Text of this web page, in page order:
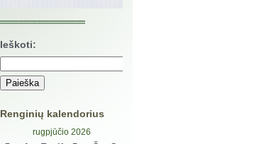
Ieškoti:
Renginių kalendorius
rugpjūčio 2026